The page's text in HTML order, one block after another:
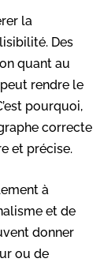
la
Des
quant au
rendre le
pourquoi,
correcte
et précise.
à
et de
donner
ou de